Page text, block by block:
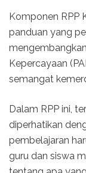
Komponen RPP
panduan yang
Kepercayaan
semangat
Dalam RPP ini,
diperhatikan
pembelajaran
guru dan siswa